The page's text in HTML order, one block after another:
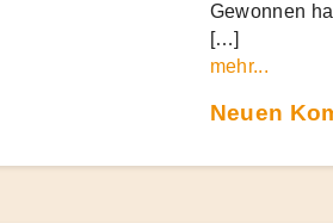
Gewonnen
[…]
mehr...
Neuen